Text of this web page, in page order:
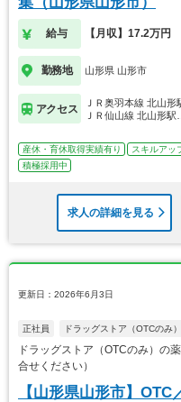
給与 【月収】17.2万円
勤務地 山形県 山形市
アクセス
ＪＲ奥羽本線 北山形
ＪＲ仙山線 北山形
産休・育休取得実績有り スキルアッ
積極採用中
求人の詳細を見る
更新日：2026年6月3日
正社員 ドラッグストア（OTCのみ）
ドラッグストア（OTCのみ）
合せください）
【山形県山形市】